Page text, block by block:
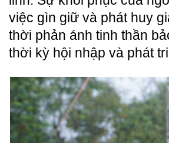
việc gìn giữ và phát huy
thời phản ánh tinh thần
thời kỳ hội nhập và phát